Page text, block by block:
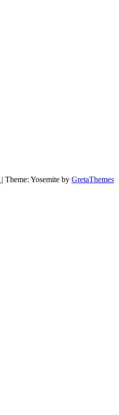
| Theme: Yosemite by GretaThemes